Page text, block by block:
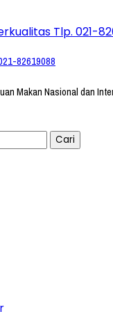
82619088
Makan Nasional dan